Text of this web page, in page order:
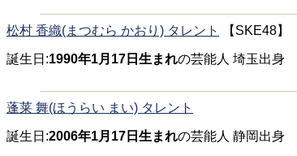
松村 香織(まつむら かおり) タレント 【SKE48】
誕生日:1990年1月17日生まれの芸能人 埼玉出身
蓬莱 舞(ほうらい まい) タレント
誕生日:2006年1月17日生まれの芸能人 静岡出身